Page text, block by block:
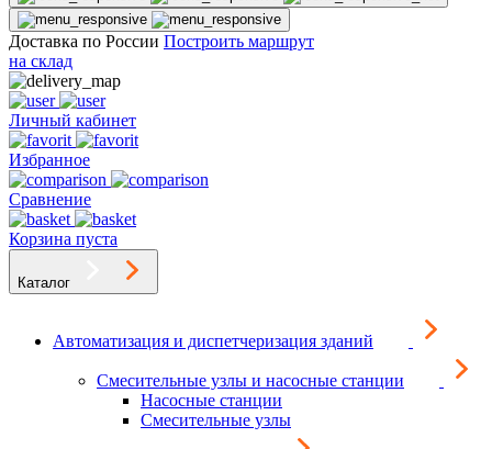
Доставка по России Построить маршрут
на склад
Личный кабинет
Избранное
Сравнение
Корзина пуста
Каталог
Автоматизация и диспетчеризация зданий
Смесительные узлы и насосные станции
Насосные станции
Смесительные узлы